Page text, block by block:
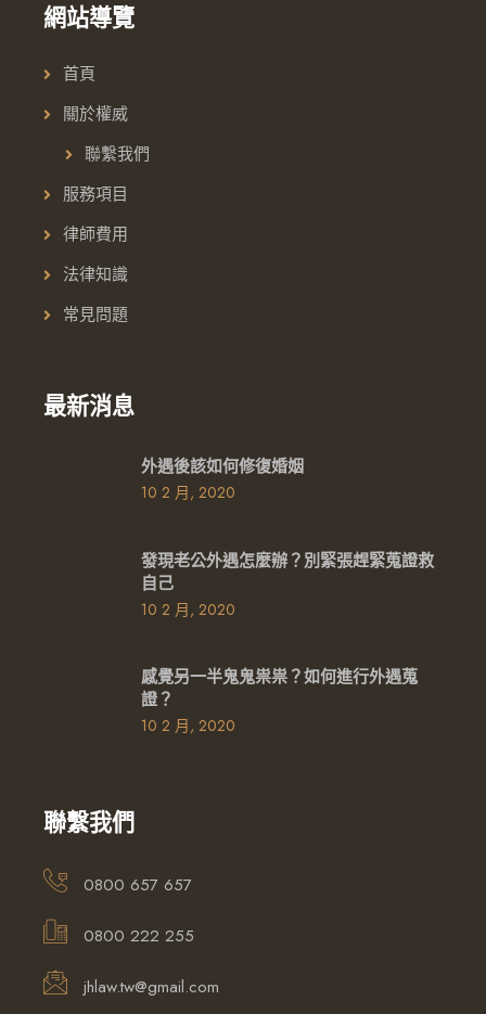
網站導覽
首頁
關於權威
聯繫我們
服務項目
律師費用
法律知識
常見問題
最新消息
外遇後該如何修復婚姻
10 2 月, 2020
發現老公外遇怎麼辦？別緊張趕緊蒐證救
自己
10 2 月, 2020
感覺另一半鬼鬼祟祟？如何進行外遇蒐
證？
10 2 月, 2020
聯繫我們
0800 657 657
0800 222 255
jhlaw.tw@gmail.com